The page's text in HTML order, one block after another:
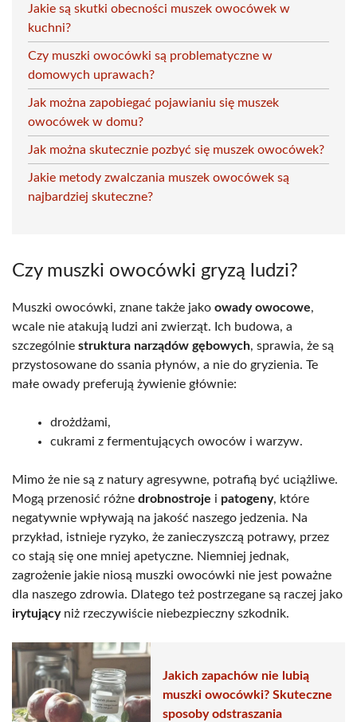
Jakie są skutki obecności muszek owocówek w
kuchni?
Czy muszki owocówki są problematyczne w
domowych uprawach?
Jak można zapobiegać pojawianiu się muszek
owocówek w domu?
Jak można skutecznie pozbyć się muszek owocówek?
Jakie metody zwalczania muszek owocówek są
najbardziej skuteczne?
Czy muszki owocówki gryzą ludzi?
Muszki owocówki, znane także jako owady owocowe,
wcale nie atakują ludzi ani zwierząt. Ich budowa, a
szczególnie struktura narządów gębowych, sprawia, że są
przystosowane do ssania płynów, a nie do gryzienia. Te
małe owady preferują żywienie głównie:
drożdżami,
cukrami z fermentujących owoców i warzyw.
Mimo że nie są z natury agresywne, potrafią być uciążliwe.
Mogą przenosić różne drobnostroje i patogeny, które
negatywnie wpływają na jakość naszego jedzenia. Na
przykład, istnieje ryzyko, że zanieczyszczą potrawy, przez
co stają się one mniej apetyczne. Niemniej jednak,
zagrożenie jakie niosą muszki owocówki nie jest poważne
dla naszego zdrowia. Dlatego też postrzegane są raczej jako
irytującyniż rzeczywiście niebezpieczny szkodnik.
Jakich zapachów nie lubią
muszki owocówki? Skuteczne
sposoby odstraszania